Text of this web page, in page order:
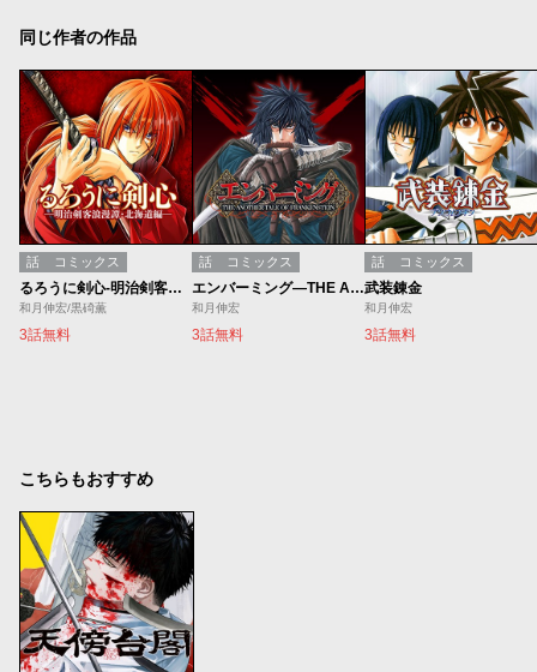
同じ作者の作品
話 コミックス
るろうに剣心-明治剣客浪漫譚・北海道編-
和月伸宏/黒碕薫
3話無料
話 コミックス
エンバーミング―THE ANOTHER TALE OF FRANKENSTEIN―
和月伸宏
3話無料
話 コミックス
武装錬金
和月伸宏
3話無料
こちらもおすすめ